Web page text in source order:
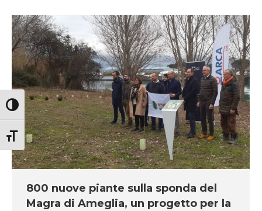
Attiva/disattiva alto contrasto
Attiva/disattiva dimensione testo
800 nuove piante sulla sponda del
Magra di Ameglia, un progetto per la